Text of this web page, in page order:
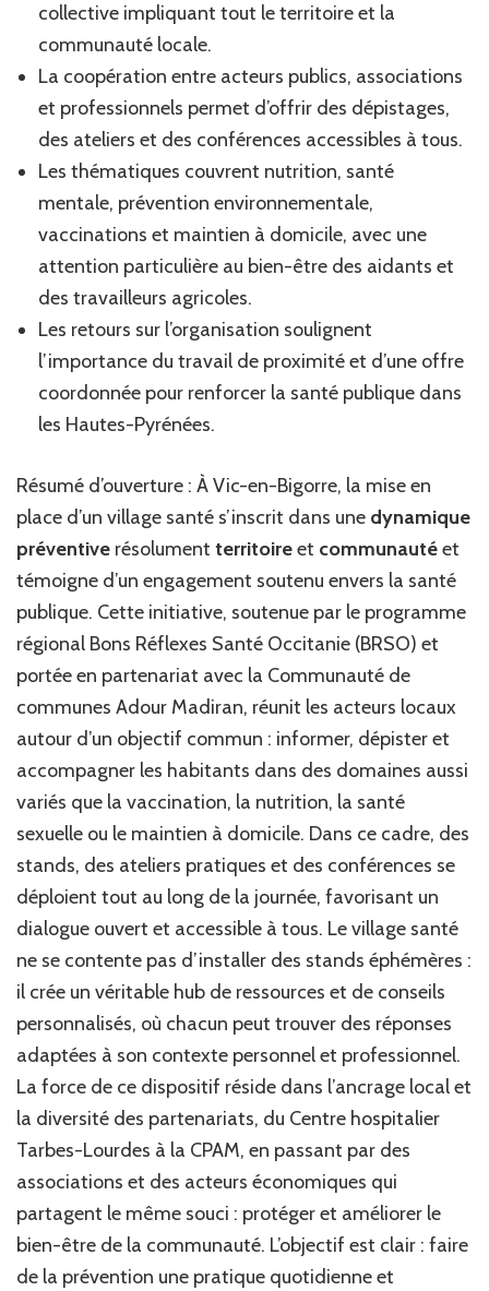
collective impliquant tout le territoire et la
communauté locale.
La coopération entre acteurs publics, associations
et professionnels permet d’offrir des dépistages,
des ateliers et des conférences accessibles à tous.
Les thématiques couvrent nutrition, santé
mentale, prévention environnementale,
vaccinations et maintien à domicile, avec une
attention particulière au bien-être des aidants et
des travailleurs agricoles.
Les retours sur l’organisation soulignent
l’importance du travail de proximité et d’une offre
coordonnée pour renforcer la santé publique dans
les Hautes-Pyrénées.
Résumé d’ouverture : À Vic-en-Bigorre, la mise en
place d’un village santé s’inscrit dans une dynamique
préventive résolument territoireet communautéet
témoigne d’un engagement soutenu envers la santé
publique. Cette initiative, soutenue par le programme
régional Bons Réflexes Santé Occitanie (BRSO) et
portée en partenariat avec la Communauté de
communes Adour Madiran, réunit les acteurs locaux
autour d’un objectif commun : informer, dépister et
accompagner les habitants dans des domaines aussi
variés que la vaccination, la nutrition, la santé
sexuelle ou le maintien à domicile. Dans ce cadre, des
stands, des ateliers pratiques et des conférences se
déploient tout au long de la journée, favorisant un
dialogue ouvert et accessible à tous. Le village santé
ne se contente pas d’installer des stands éphémères :
il crée un véritable hub de ressources et de conseils
personnalisés, où chacun peut trouver des réponses
adaptées à son contexte personnel et professionnel.
La force de ce dispositif réside dans l’ancrage local et
la diversité des partenariats, du Centre hospitalier
Tarbes-Lourdes à la CPAM, en passant par des
associations et des acteurs économiques qui
partagent le même souci : protéger et améliorer le
bien-être de la communauté. L’objectif est clair : faire
de la prévention une pratique quotidienne et